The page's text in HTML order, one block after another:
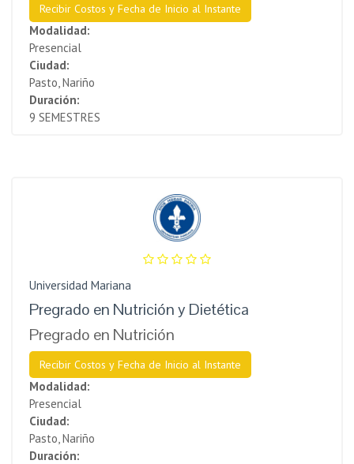
Recibir Costos y Fecha de Inicio al Instante
Modalidad:
Presencial
Ciudad:
Pasto, Nariño
Duración:
9 SEMESTRES
Universidad Mariana
Pregrado en Nutrición y Dietética
Pregrado en Nutrición
Recibir Costos y Fecha de Inicio al Instante
Modalidad:
Presencial
Ciudad:
Pasto, Nariño
Duración: